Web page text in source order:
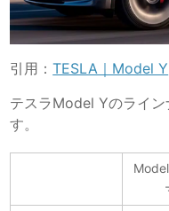
引用：TESLA｜Model Y
テスラModel Yのライ
す。